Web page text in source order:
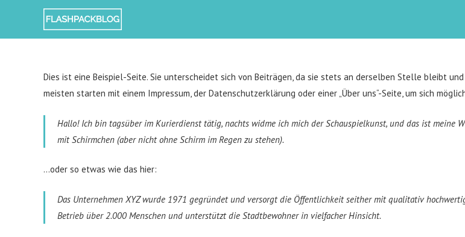
springen
Dies ist eine Beispiel-Seite. Sie unterscheidet sich von Beiträgen, da sie stets an derselben Stelle bleibt
meisten starten mit einem Impressum, der Datenschutzerklärung oder einer „Über uns“-Seite, um sich
Hallo! Ich bin tagsüber im Kurierdienst tätig, nachts widme ich mich der Schauspielkunst, und das ist meine
mit Schirmchen (aber nicht ohne Schirm im Regen zu stehen).
…oder so etwas wie das hier:
Das Unternehmen XYZ wurde 1971 gegründet und versorgt die Öffentlichkeit seither mit qualitativ
Betrieb über 2.000 Menschen und unterstützt die Stadtbewohner in vielfacher Hinsicht.